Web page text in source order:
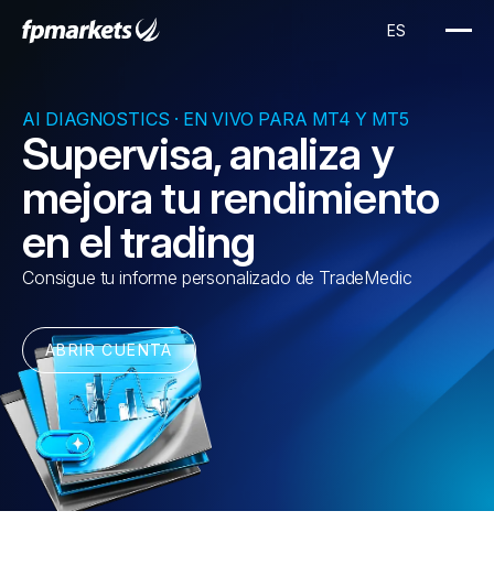
AI DIAGNOSTICS · EN VIVO PARA MT4 Y MT5
Supervisa, analiza y
mejora tu rendimiento
en el trading
Consigue tu informe personalizado de TradeMedic
ABRIR CUENTA